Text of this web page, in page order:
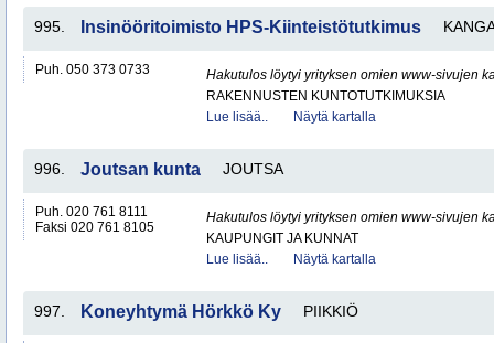
995. Insinööritoimisto HPS-Kiinteistötutkimus
Puh. 050 373 0733
Hakutulos löytyi yrityksen omien www-sivujen
RAKENNUSTEN KUNTOTUTKIMUKSIA
Lue lisää..
Näytä kartalla
996. Joutsan kunta JOUTSA
Puh. 020 761 8111
Faksi 020 761 8105
Hakutulos löytyi yrityksen omien www-sivujen
KAUPUNGIT JA KUNNAT
Lue lisää..
Näytä kartalla
997. Koneyhtymä Hörkkö Ky PIIKKIÖ